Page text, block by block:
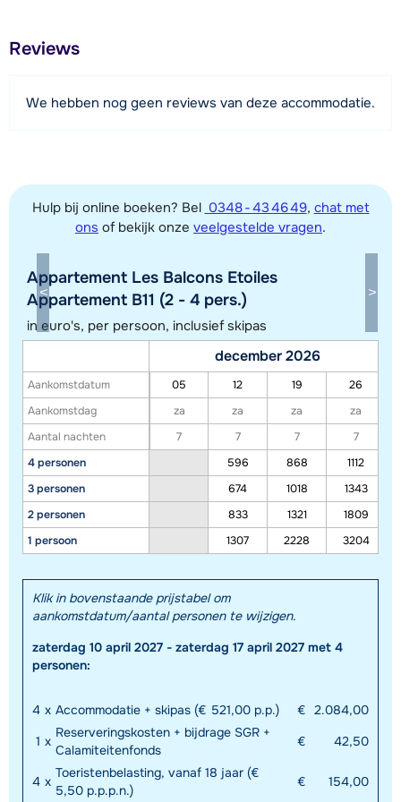
Afstand tot restaurant of bar
100 meter
20 meter
Afstand tot skibushalte
20 meter
Bekijk kaart
Toon alle accommodaties in dit gebied
Deze kaart geeft een indicatie van de ligging van onze accommodaties. De
exacte locatie kan enigszins afwijken.
Reviews
We hebben nog geen reviews van deze accommodatie.
Hulp bij online boeken? Bel 0348 - 43 46 49, chat met
ons of bekijk onze veelgestelde vragen.
Appartement Les Balcons Etoiles
Appartement B11 (2 - 4 pers.)
in euro's, per persoon, inclusief skipas
Aankomstdatum
Aankomstdag
Aantal nachten
4 personen
3 personen
2 personen
1 persoon
december 2026
05 12 19
26
za
za za
za
7
7 7
7
596
868
1112
674
1018
1343
833
1321
1809
1307
2228 3204
Klik in bovenstaande prijstabel om
aankomstdatum/aantal personen te wijzigen.
zaterdag 10 april 2027 - zaterdag 17 april 2027 met 4
personen:
4 x Accommodatie + skipas (€ 521,00 p.p.) € 2.084,00
1 x
Reserveringskosten + bijdrage SGR +
Calamiteitenfonds
€ 42,50
4 x
Toeristenbelasting, vanaf 18 jaar (€
5,50 p.p.p.n.)
€ 154,00